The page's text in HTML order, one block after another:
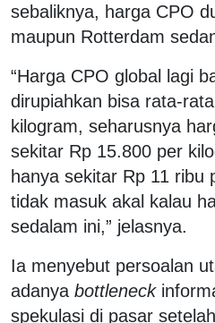
sebaliknya, harga CPO
maupun Rotterdam
“Harga CPO global lagi
dirupiahkan bisa rata-
kilogram, seharusnya
sekitar Rp 15.800 per
hanya sekitar Rp 11 ribu
tidak masuk akal kalau
sedalam ini,” jelasnya.
Ia menyebut persoalan
adanya bottleneck
spekulasi di pasar